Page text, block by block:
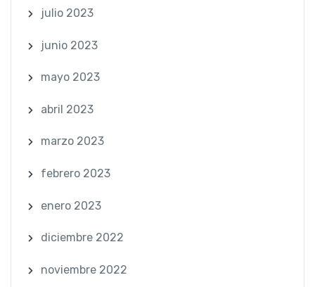
julio 2023
junio 2023
mayo 2023
abril 2023
marzo 2023
febrero 2023
enero 2023
diciembre 2022
noviembre 2022